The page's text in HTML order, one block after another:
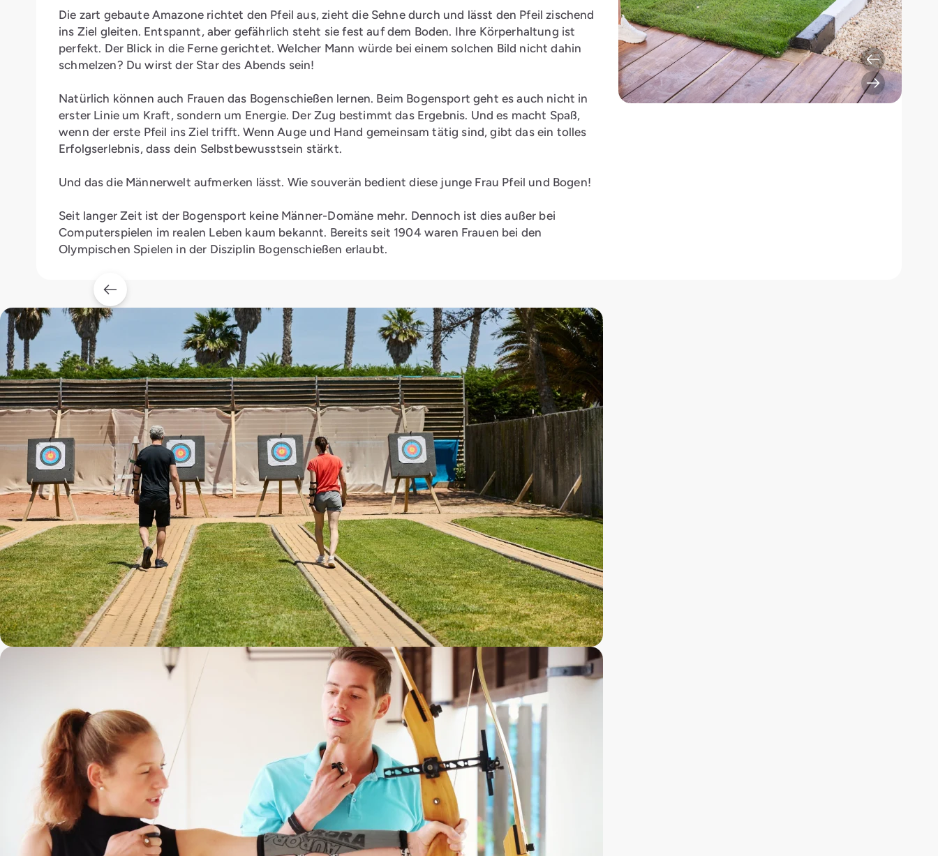
Die zart gebaute Amazone richtet den Pfeil aus, zieht die Sehne durch und lässt den Pfeil zischend
ins Ziel gleiten. Entspannt, aber gefährlich steht sie fest auf dem Boden. Ihre Körperhaltung ist
perfekt. Der Blick in die Ferne gerichtet. Welcher Mann würde bei einem solchen Bild nicht dahin
schmelzen? Du wirst der Star des Abends sein!
Natürlich können auch Frauen das Bogenschießen lernen. Beim Bogensport geht es auch nicht in
erster Linie um Kraft, sondern um Energie. Der Zug bestimmt das Ergebnis. Und es macht Spaß,
wenn der erste Pfeil ins Ziel trifft. Wenn Auge und Hand gemeinsam tätig sind, gibt das ein tolles
Erfolgserlebnis, dass dein Selbstbewusstsein stärkt.
Und das die Männerwelt aufmerken lässt. Wie souverän bedient diese junge Frau Pfeil und Bogen!
Seit langer Zeit ist der Bogensport keine Männer-Domäne mehr. Dennoch ist dies außer bei
Computerspielen im realen Leben kaum bekannt. Bereits seit 1904 waren Frauen bei den
Olympischen Spielen in der Disziplin Bogenschießen erlaubt.